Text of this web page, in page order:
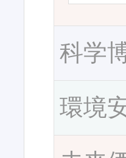
科学
環境